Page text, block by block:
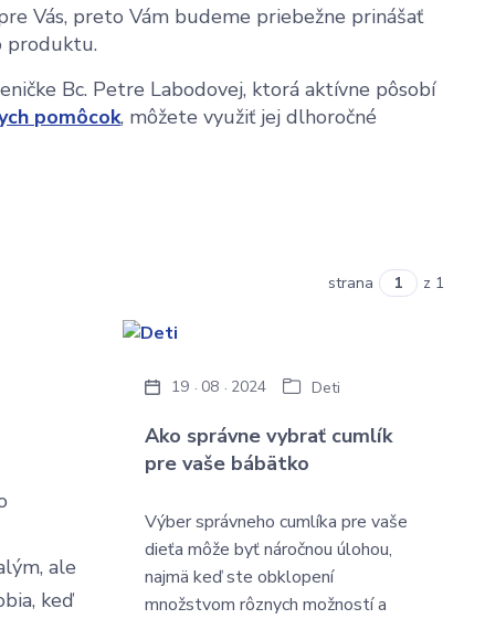
Vás, preto Vám budeme priebežne prinášať
produktu.
Bc. Petre Labodovej, ktorá aktívne pôsobí
pomôcok, môžete využiť jej dlhoročné
strana z 1
ale
keď
Ako správne vybrať cumlík
pre vaše bábätko
19 08 2024 Deti
Výber správneho cumlíka pre vaše
dieťa môže byť náročnou úlohou,
najmä keď ste obklopení
množstvom rôznych možností a